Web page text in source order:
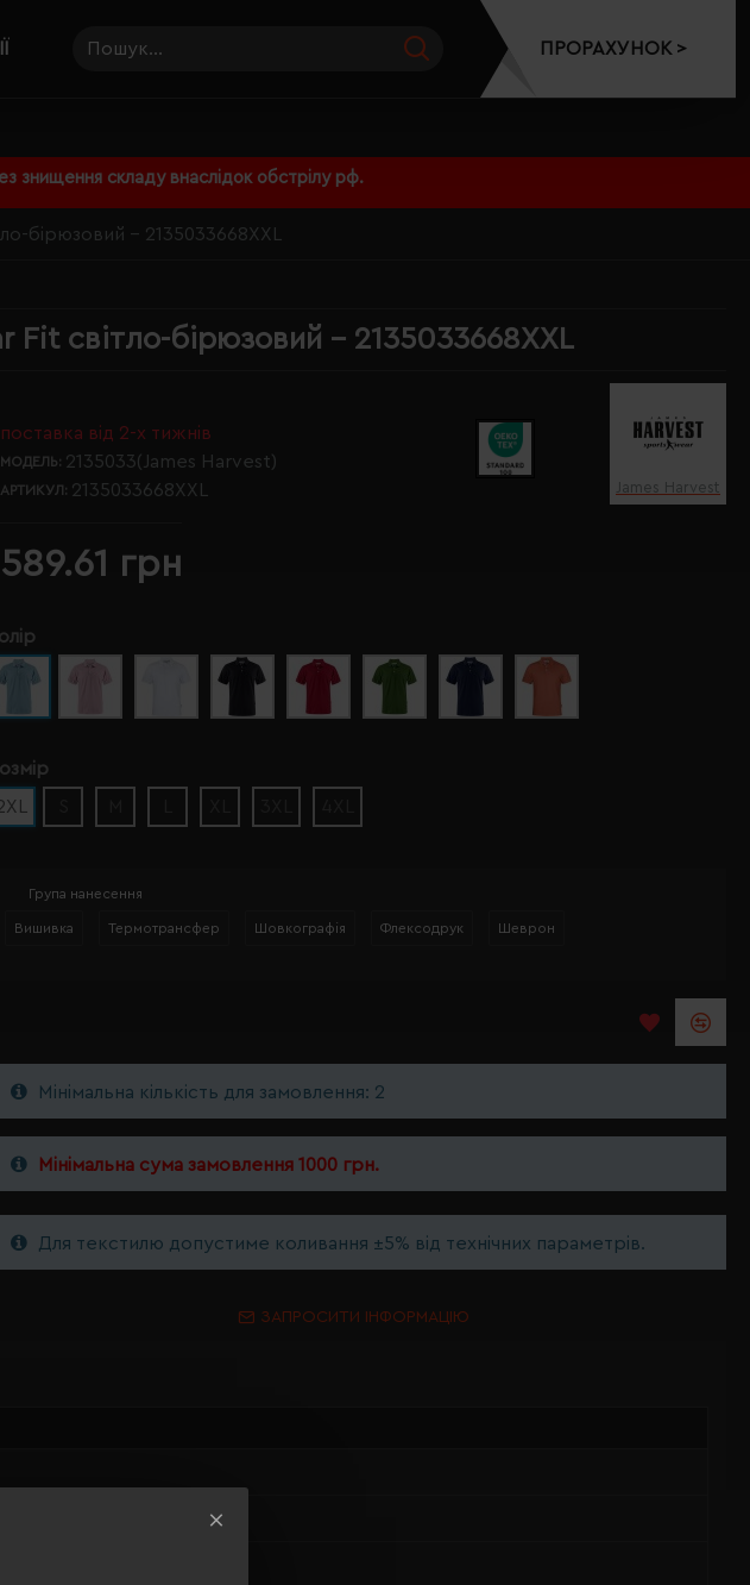
знищення складу внаслідок обстрілу рф.
ПРОРАХУНОК >
бірюзовий - 2135033668XXL
Fit світло-бірюзовий - 2135033668XXL
поставка від 2-х тижнів
МОДЕЛЬ: 2135033(James Harvest)
АРТИКУЛ: 2135033668XXL James Harvest
грн
Група нанесення
Вишивка Термотрансфер Шовкографія Флексодрук Шеврон
Мінімальна кількість для замовлення: 2
Мінімальна сума замовлення 1000 грн.
Для текстилю допустиме коливання ±5% від технічних параметрів.
ЗАПРОСИТИ ІНФОРМАЦІЮ